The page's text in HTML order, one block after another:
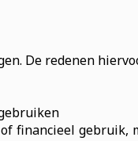
De redenen
financieel gebruik,